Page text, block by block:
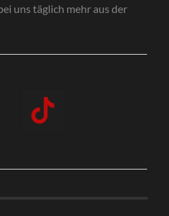
uns täglich mehr aus der